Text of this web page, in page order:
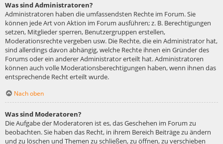
Was sind Administratoren?
Administratoren haben die umfassendsten Rechte im Forum. Sie
können jede Art von Aktion im Forum ausführen; z. B. Berechtigungen
setzen, Mitglieder sperren, Benutzergruppen erstellen,
Moderationsrechte vergeben usw. Die Rechte, die ein Administrator hat,
sind allerdings davon abhängig, welche Rechte ihnen ein Gründer des
Forums oder ein anderer Administrator erteilt hat. Administratoren
können auch volle Moderationsberechtigungen haben, wenn ihnen das
entsprechende Recht erteilt wurde.
Nach oben
Was sind Moderatoren?
Die Aufgabe der Moderatoren ist es, das Geschehen im Forum zu
beobachten. Sie haben das Recht, in ihrem Bereich Beiträge zu ändern
und zu löschen und Themen zu schließen, zu öffnen, zu verschieben